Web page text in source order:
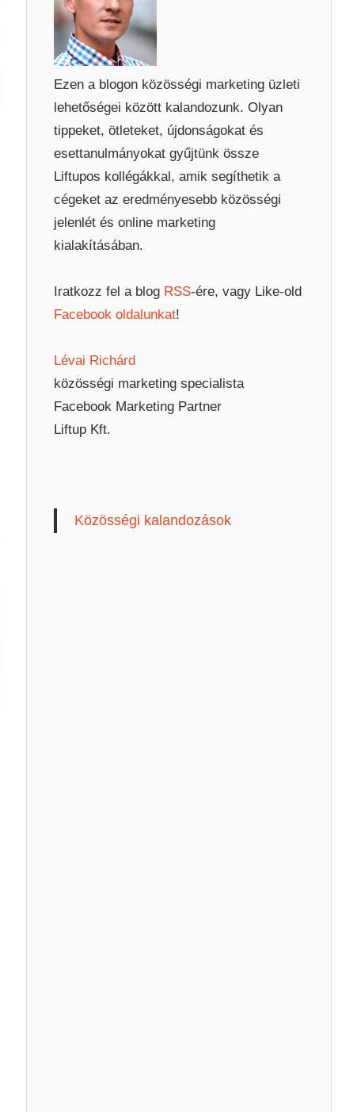
Ezen a blogon közösségi marketing üzleti
lehetőségei között kalandozunk. Olyan
tippeket, ötleteket, újdonságokat és
esettanulmányokat gyűjtünk össze
Liftupos kollégákkal, amik segíthetik a
cégeket az eredményesebb közösségi
jelenlét és online marketing
kialakításában.
Iratkozz fel a blog RSS-ére, vagy Like-old
Facebook oldalunkat!
Lévai Richárd
közösségi marketing specialista
Facebook Marketing Partner
Liftup Kft.
Közösségi kalandozások